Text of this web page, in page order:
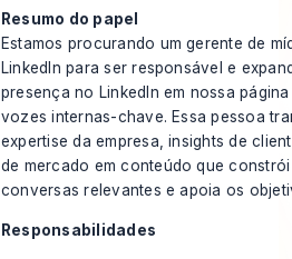
Resumo do papel
Estamos procurando um gerente de
LinkedIn para ser responsável e
presença no LinkedIn em nossa
vozes internas-chave. Essa pessoa
expertise da empresa, insights de
de mercado em conteúdo que
conversas relevantes e apoia os
Responsabilidades